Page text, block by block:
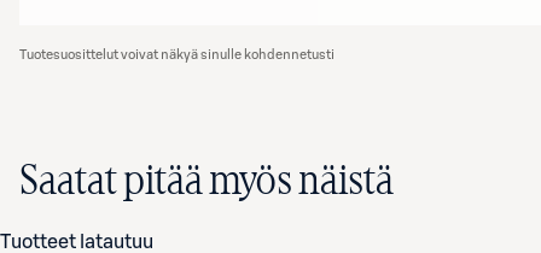
Tuotesuosittelut voivat näkyä sinulle kohdennetusti
Saatat pitää myös näistä
Tuotteet latautuu